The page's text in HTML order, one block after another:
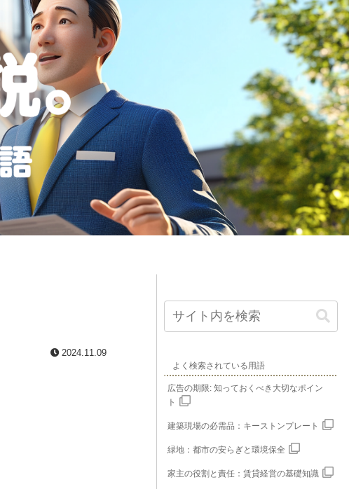
2024.11.09
よく検索されている用語
広告の期限: 知っておくべき大切なポイン
ト
建築現場の必需品：キーストンプレート
緑地：都市の安らぎと環境保全
家主の役割と責任：賃貸経営の基礎知識